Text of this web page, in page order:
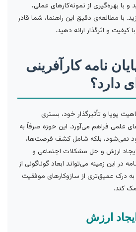
و با بهره‌گیری از نمونه‌کارهای عملی،
با مطالعه‌ی دقیق این راهنما، شما قادر
و اثرگذار ارائه دهید.
نامه کارآفرینی
دارد؟
پویا و تأثیرگذار خود، بستری
علمی فراهم می‌آورد. این حوزه صرفاً به
نمی‌شود، بلکه شامل کشف فرصت‌ها،
ارزش و حل مشکلات اجتماعی و
در این زمینه می‌تواند ابعاد گوناگونی از
درک عمیق‌تری از سازوکارهای موفقیت
کند.
ارزش